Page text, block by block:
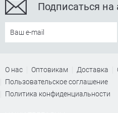
Подписаться
О нас Оптовикам Доставка
Пользовательское соглашение
Политика конфиденциальности